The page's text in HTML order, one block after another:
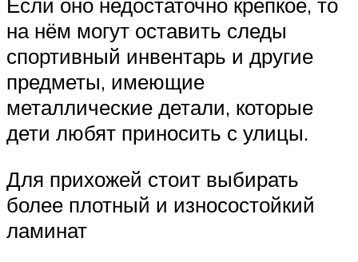
на нём могут оставить следы
спортивный инвентарь и другие
предметы, имеющие
металлические детали, которые
дети любят приносить с улицы.
Для прихожей стоит выбирать
более плотный и износостойкий
ламинат